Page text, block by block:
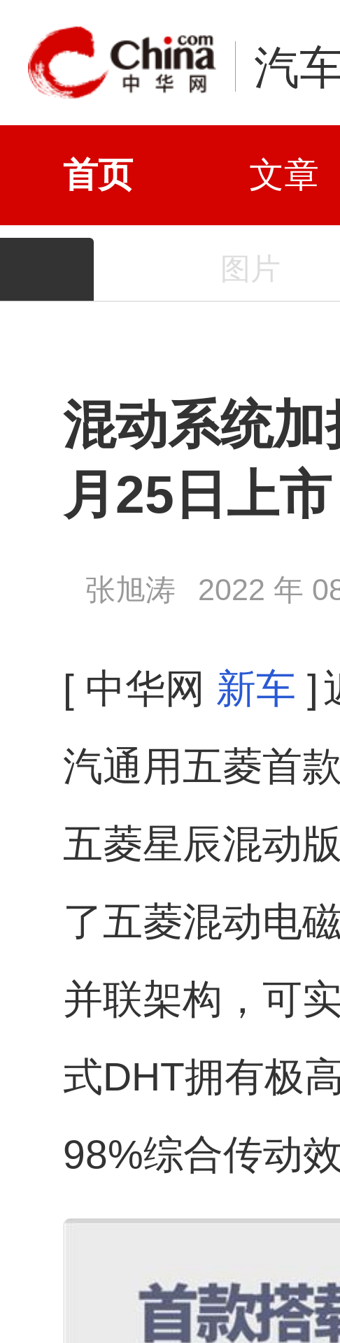
汽
首页 文章
图片
混动系统
月25日上市
张旭涛 2022 年
[ 中华网 新车 ]
汽通用五菱首
五菱星辰混动
了五菱混动电
并联架构，可
式DHT拥有极
98%综合传动效